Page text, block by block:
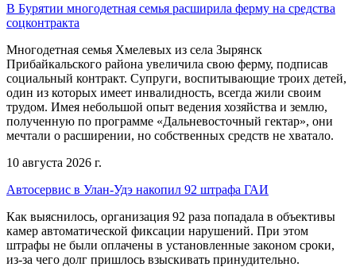
В Бурятии многодетная семья расширила ферму на средства
соцконтракта
Многодетная семья Хмелевых из села Зырянск
Прибайкальского района увеличила свою ферму, подписав
социальный контракт. Супруги, воспитывающие троих детей,
один из которых имеет инвалидность, всегда жили своим
трудом. Имея небольшой опыт ведения хозяйства и землю,
полученную по программе «Дальневосточный гектар», они
мечтали о расширении, но собственных средств не хватало.
10 августа 2026 г.
Автосервис в Улан-Удэ накопил 92 штрафа ГАИ
Как выяснилось, организация 92 раза попадала в объективы
камер автоматической фиксации нарушений. При этом
штрафы не были оплачены в установленные законом сроки,
из-за чего долг пришлось взыскивать принудительно.